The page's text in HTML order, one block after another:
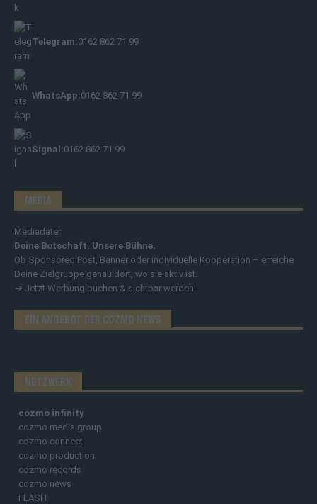
Telegram:0162 862 71 99
WhatsApp:0162 862 71 99
Signal:0162 862 71 99
MEDIA
Mediadaten
Deine Botschaft. Unsere Bühne.
Ob Sponsored Post, Banner oder individuelle Kooperation – erreiche
Deine Zielgruppe genau dort, wo sie aktiv ist.
➔ Jetzt Werbung buchen & sichtbar werden!
EIN ANGEBOT DER COZMO NEWS
NETZWERK
cozmo infinity
cozmo media group
cozmo connect
cozmo production
cozmo records
cozmo news
FLASH